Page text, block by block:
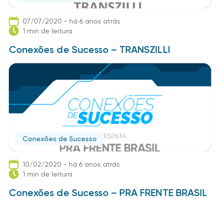
07/07/2020 - há 6 anos atrás
1 min de leitura
Conexões de Sucesso – TRANSZILLI
Conexões de Sucesso
10/02/2020 - há 6 anos atrás
1 min de leitura
Conexões de Sucesso – PRA FRENTE BRASIL